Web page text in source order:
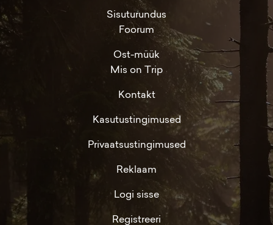
Sisuturundus
Foorum
Ost-müük
Mis on Trip
Kontakt
Kasutustingimused
Privaatsustingimused
Reklaam
Logi sisse
Registreeri